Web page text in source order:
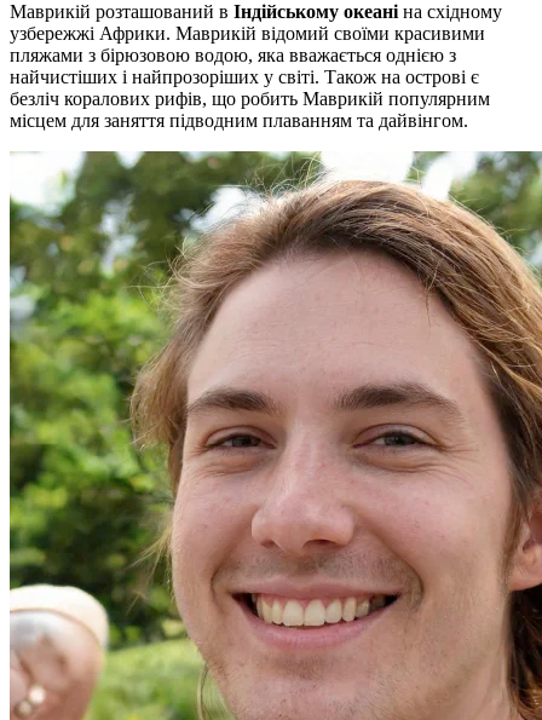
Маврикій розташований в Індійському океаніна східному
узбережжі Африки. Маврикій відомий своїми красивими
пляжами з бірюзовою водою, яка вважається однією з
найчистіших і найпрозоріших у світі. Також на острові є
безліч коралових рифів, що робить Маврикій популярним
місцем для заняття підводним плаванням та дайвінгом.